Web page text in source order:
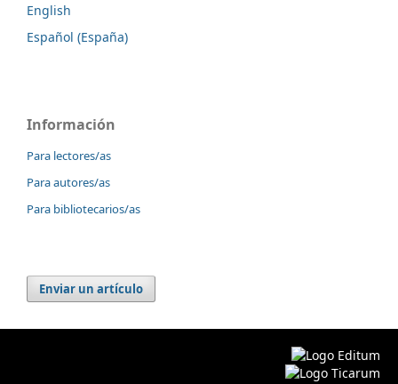
English
Español (España)
Información
Para lectores/as
Para autores/as
Para bibliotecarios/as
Enviar un artículo